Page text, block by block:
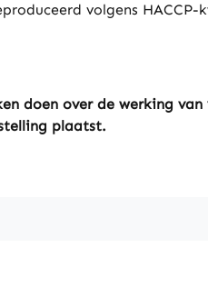
volgens
doen over de werking
plaatst.